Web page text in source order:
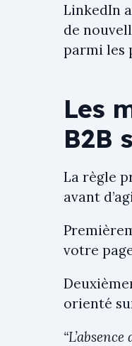
LinkedIn
de
parmi les
Les
B2B
La règle
avant
votre
orienté